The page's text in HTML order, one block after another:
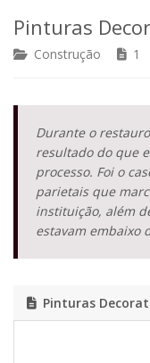
Pinturas
Construção 1
Durante o
resultado do que
processo. Foi o
parietais que
instituição, além
estavam embaixo
Pinturas